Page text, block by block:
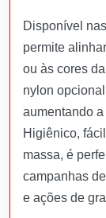
Disponível
permite
ou às cores
nylon
aumentando
Higiênico,
massa, é
campanhas
e ações de